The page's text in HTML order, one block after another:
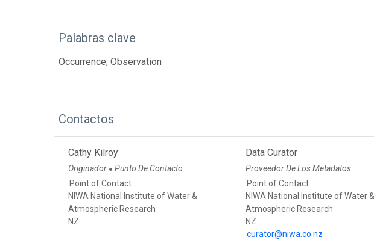
Palabras clave
Occurrence; Observation
Contactos
Cathy Kilroy
Originador ● Punto De Contacto
Point of Contact
NIWA National Institute of Water &
Atmospheric Research
NZ
Data Curator
Proveedor De Los Metadatos
Point of Contact
NIWA National Institute of Water
Atmospheric Research
NZ
curator@niwa.co.nz